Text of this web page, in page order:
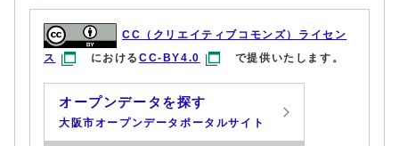
CC（クリエイティブコモンズ）ライセン
ス
におけるCC-BY4.0 で提供いたします。
オープンデータを探す
大阪市オープンデータポータルサイト